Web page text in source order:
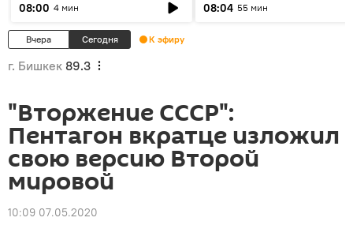
08:00 4 мин
08:04 55 мин
Вчера Сегодня К эфиру
г. Бишкек 89.3
"Вторжение СССР":
Пентагон вкратце изложил
свою версию Второй
мировой
10:09 07.05.2020